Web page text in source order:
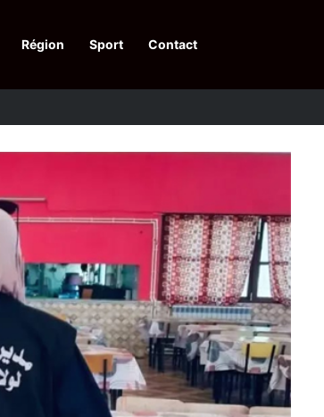
Région Sport Contact